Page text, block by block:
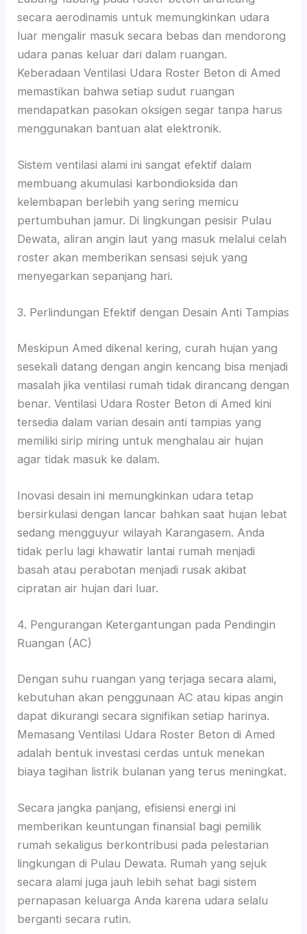
secara aerodinamis untuk memungkinkan udara
luar mengalir masuk secara bebas dan mendorong
udara panas keluar dari dalam ruangan.
Keberadaan Ventilasi Udara Roster Beton di Amed
memastikan bahwa setiap sudut ruangan
mendapatkan pasokan oksigen segar tanpa harus
menggunakan bantuan alat elektronik.
Sistem ventilasi alami ini sangat efektif dalam
membuang akumulasi karbondioksida dan
kelembapan berlebih yang sering memicu
pertumbuhan jamur. Di lingkungan pesisir Pulau
Dewata, aliran angin laut yang masuk melalui celah
roster akan memberikan sensasi sejuk yang
menyegarkan sepanjang hari.
3. Perlindungan Efektif dengan Desain Anti Tampias
Meskipun Amed dikenal kering, curah hujan yang
sesekali datang dengan angin kencang bisa menjadi
masalah jika ventilasi rumah tidak dirancang dengan
benar. Ventilasi Udara Roster Beton di Amed kini
tersedia dalam varian desain anti tampias yang
memiliki sirip miring untuk menghalau air hujan
agar tidak masuk ke dalam.
Inovasi desain ini memungkinkan udara tetap
bersirkulasi dengan lancar bahkan saat hujan lebat
sedang mengguyur wilayah Karangasem. Anda
tidak perlu lagi khawatir lantai rumah menjadi
basah atau perabotan menjadi rusak akibat
cipratan air hujan dari luar.
4. Pengurangan Ketergantungan pada Pendingin
Ruangan (AC)
Dengan suhu ruangan yang terjaga secara alami,
kebutuhan akan penggunaan AC atau kipas angin
dapat dikurangi secara signifikan setiap harinya.
Memasang Ventilasi Udara Roster Beton di Amed
adalah bentuk investasi cerdas untuk menekan
biaya tagihan listrik bulanan yang terus meningkat.
Secara jangka panjang, efisiensi energi ini
memberikan keuntungan finansial bagi pemilik
rumah sekaligus berkontribusi pada pelestarian
lingkungan di Pulau Dewata. Rumah yang sejuk
secara alami juga jauh lebih sehat bagi sistem
pernapasan keluarga Anda karena udara selalu
berganti secara rutin.